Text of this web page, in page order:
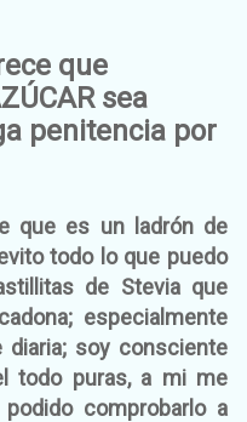
que
sea
penitencia por
que es un ladrón de
todo lo que puedo
de Stevia que
especialmente
soy consciente
todo puras, a mi me
comprobarlo a